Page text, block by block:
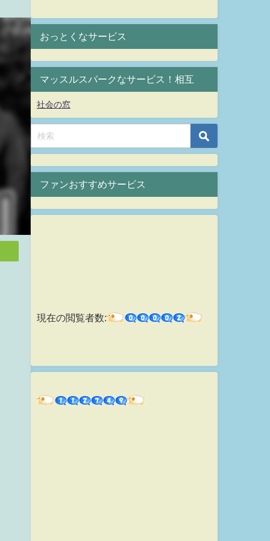
おっとくなサービス
マッスルスパークなサービス！相互
社会の窓
ファンおすすめサービス
現在の閲覧者数: